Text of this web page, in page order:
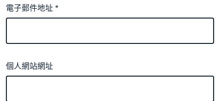
電子郵件地址*
個人網站網址